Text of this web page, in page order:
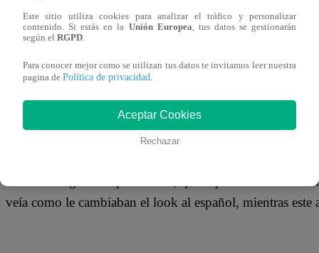
Fabio Agostini se encuentra disfrutando de unas
y nada menos que en Japón, al lado de su hermano y
que sucedería.
Todo fue registrado por Austin, quien publicó diversos
veía como le cambiaban el look al español, mientras
Este sitio utiliza cookies para analizar el tráfico y personalizar
contenido. Si estás en la Unión Europea , tus datos se gestionarán
según el RGPD
Para conocer mejor como se utilizan tus datos te invitamos leer nuestra
pagina de Política de privacidad
Aceptar Cookies
Rechazar